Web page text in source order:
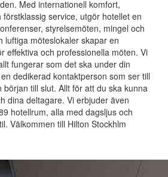
Med internationell komfort,
service, utgör hotellet en
styrelsemöten, mingel och
luftiga möteslokaler skapar en
effektiva och professionella möten. Vi
fungerar som det ska under din
dedikerad kontaktperson som ser till
till slut. Allt för att du ska kunna
dina deltagare. Vi erbjuder även
hotellrum, alla med dagsljus och
Välkommen till Hilton Stockhlm